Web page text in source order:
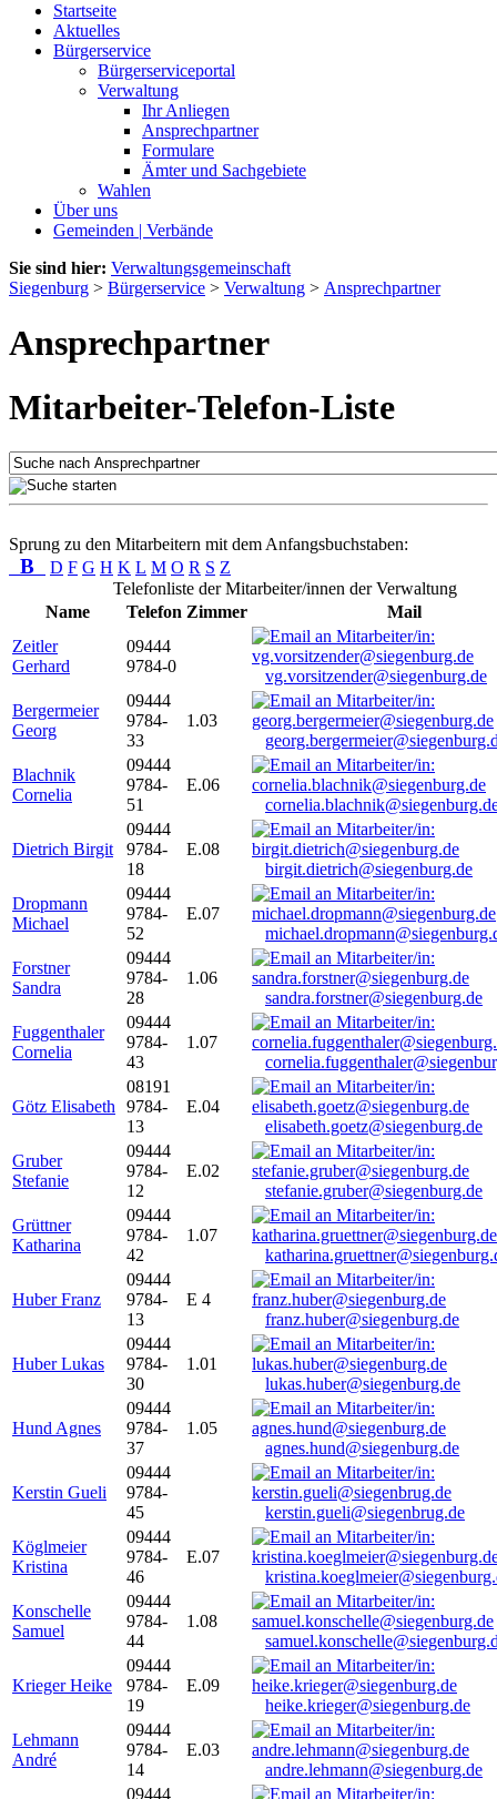
Startseite
Aktuelles
Bürgerservice
Bürgerserviceportal
Verwaltung
Ihr Anliegen
Ansprechpartner
Formulare
Ämter und Sachgebiete
Wahlen
Über uns
Gemeinden | Verbände
Sie sind hier: Verwaltungsgemeinschaft
Siegenburg > Bürgerservice > Verwaltung > Ansprechpartner
Ansprechpartner
Mitarbeiter-Telefon-Liste
Sprung zu den Mitarbeitern mit dem Anfangsbuchstaben:
B D F G H K L M O R S Z
Telefonliste der Mitarbeiter/innen der Verwaltung
Name
Telefon Zimmer
Mail
Zeitler
Gerhard
09444
9784-0
vg.vorsitzender@siegenburg.de
Bergermeier
Georg
09444
9784-
33
1.03
Blachnik
Cornelia
09444
9784-
51
E.06
Dietrich Birgit
09444
9784-
18
E.08
birgit.dietrich@siegenburg.de
Dropmann
Michael
09444
9784-
52
E.07
Forstner
Sandra
09444
9784-
28
1.06
sandra.forstner@siegenburg.de
Fuggenthaler
Cornelia
09444
9784-
43
1.07
Götz Elisabeth
08191
9784-
13
E.04
elisabeth.goetz@siegenburg.de
Gruber
Stefanie
09444
9784-
12
E.02
stefanie.gruber@siegenburg.de
Grüttner
Katharina
09444
9784-
42
1.07
Huber Franz
09444
9784-
13
E 4
franz.huber@siegenburg.de
Huber Lukas
09444
9784-
30
1.01
lukas.huber@siegenburg.de
Hund Agnes
09444
9784-
37
1.05
agnes.hund@siegenburg.de
Kerstin Gueli
09444
9784-
45
kerstin.gueli@siegenbrug.de
Köglmeier
Kristina
09444
9784-
46
E.07
Konschelle
Samuel
09444
9784-
44
1.08
Krieger Heike
09444
9784-
19
E.09
heike.krieger@siegenburg.de
Lehmann
André
09444
9784-
14
E.03
andre.lehmann@siegenburg.de
09444